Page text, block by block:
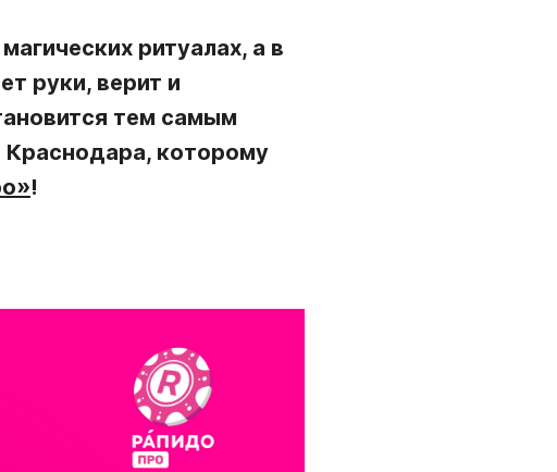
ритуалах, а в
руки, верит и
тем самым
Краснодара, которому
!